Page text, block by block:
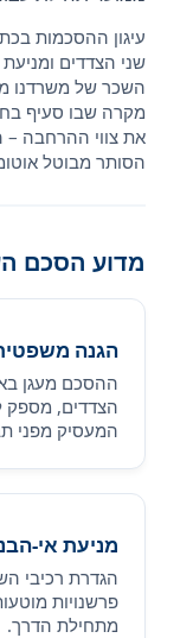
עיגון ההסכמות
שני הצדדים
השכר של משרדנו
מקרה שבו סעיף
את צווי ההרחבה –
הסותר מבוטל
מדוע הסכם
הגנה
ההסכם מעגן
הצדדים, מספק
המעסיק מפני
מניעת אי-
הגדרת רכיבי
פרשנויות
מתחילת הדרך.